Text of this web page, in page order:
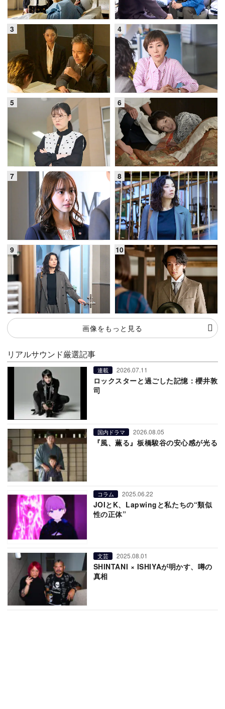
画像をもっと見る
リアルサウンド厳選記事
連載 2026.07.11
ロックスターと過ごした記憶：櫻井敦
司
国内ドラマ 2026.08.05
『風、薫る』板橋駿谷の安心感が光る
コラム 2025.06.22
JOIとK、Lapwingと私たちの“類似
性の正体”
文芸 2025.08.01
SHINTANI × ISHIYAが明かす、噂の
真相